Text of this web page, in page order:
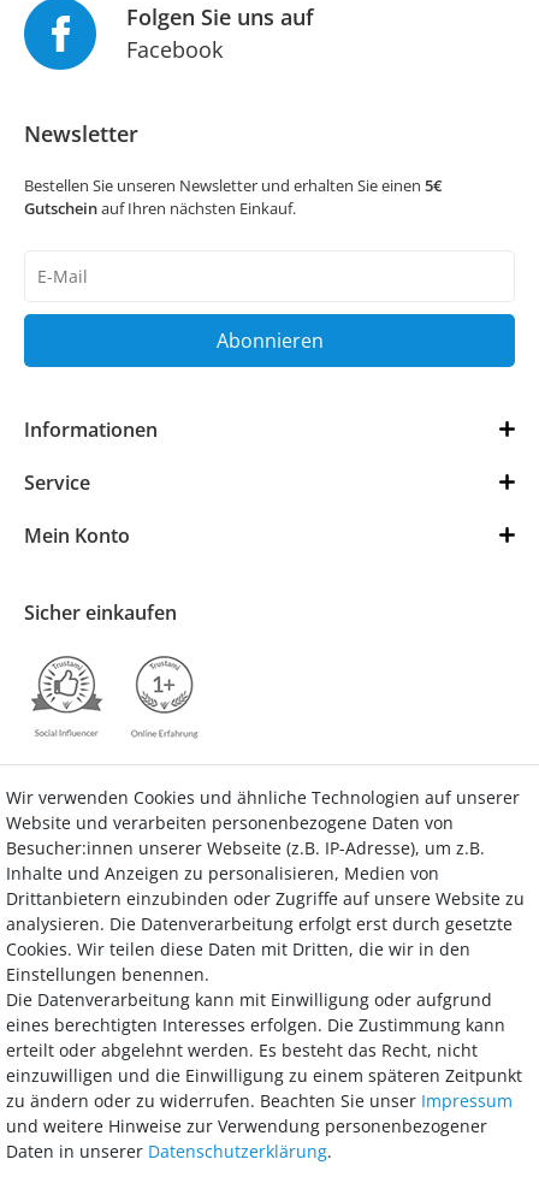
Folgen Sie uns auf
Facebook
Newsletter
Bestellen Sie unseren Newsletter und erhalten Sie einen 5€
Gutscheinauf Ihren nächsten Einkauf.
Honig
Abonnieren
Informationen
Service
Mein Konto
Sicher einkaufen
Vertrag widerrufen Kontakt
Bezahlung
Wir bieten Ihnen viele Möglichkeiten einer sicheren und bequemen
Bezahlung.
Wir verwenden Cookies und ähnliche Technologien auf unserer
Website und verarbeiten personenbezogene Daten von
Besucher:innen unserer Webseite (z.B. IP-Adresse), um z.B.
Inhalte und Anzeigen zu personalisieren, Medien von
Drittanbietern einzubinden oder Zugriffe auf unsere Website zu
analysieren. Die Datenverarbeitung erfolgt erst durch gesetzte
Cookies. Wir teilen diese Daten mit Dritten, die wir in den
Einstellungen benennen.
Die Datenverarbeitung kann mit Einwilligung oder aufgrund
eines berechtigten Interesses erfolgen. Die Zustimmung kann
erteilt oder abgelehnt werden. Es besteht das Recht, nicht
einzuwilligen und die Einwilligung zu einem späteren Zeitpunkt
zu ändern oder zu widerrufen. Beachten Sie unser Impressum
und weitere Hinweise zur Verwendung personenbezogener
Daten in unserer Daten­schutz­erklärung.